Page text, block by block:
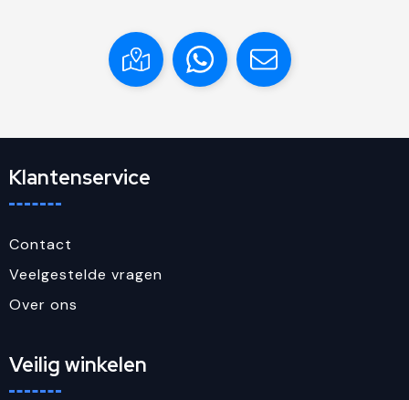
Klantenservice
Contact
Veelgestelde vragen
Over ons
Veilig winkelen